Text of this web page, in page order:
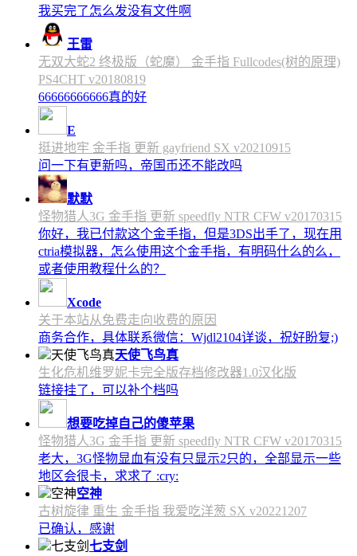
我买完了怎么发没有文件啊
王雷
无双大蛇2 终极版（蛇魔） 金手指 Fullcodes(树的原理)
PS4CHT v20180819
66666666666真的好
E
挺进地牢 金手指 更新 gayfriend SX v20210915
问一下有更新吗，帝国币还不能改吗
默默
怪物猎人3G 金手指 更新 speedfly NTR CFW v20170315
你好，我已付款这个金手指，但是3DS出手了，现在用
ctria模拟器，怎么使用这个金手指，有明码什么的么，
或者使用教程什么的？
Xcode
关于本站从免费走向收费的原因
商务合作，具体联系微信：Wjdl2104详谈，祝好盼复;)
天使飞鸟真
生化危机维罗妮卡完全版存档修改器1.0汉化版
链接挂了，可以补个档吗
想要吃掉自己的傻苹果
怪物猎人3G 金手指 更新 speedfly NTR CFW v20170315
老大，3G怪物显血有没有只显示2只的，全部显示一些
地区会很卡，求求了 :cry:
空神
古树旋律 重生 金手指 我爱吃洋葱 SX v20221207
已确认，感谢
七支剑